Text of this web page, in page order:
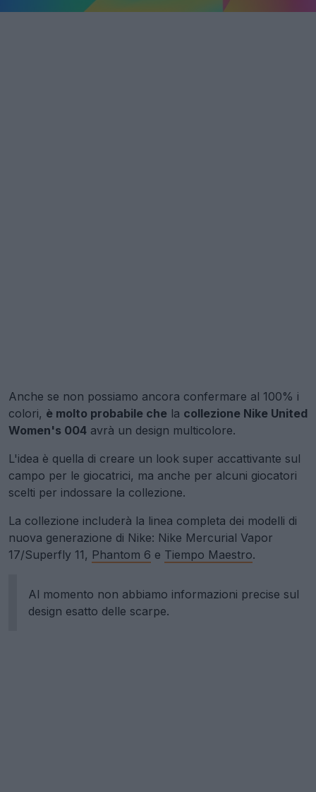
Anche se non possiamo ancora confermare al 100% i
colori, è molto probabile che la collezione Nike United
Women's 004 avrà un design multicolore.
L'idea è quella di creare un look super accattivante sul
campo per le giocatrici, ma anche per alcuni giocatori
scelti per indossare la collezione.
La collezione includerà la linea completa dei modelli di
nuova generazione di Nike: Nike Mercurial Vapor
17/Superfly 11, Phantom 6 e Tiempo Maestro.
Al momento non abbiamo informazioni precise sul
design esatto delle scarpe.